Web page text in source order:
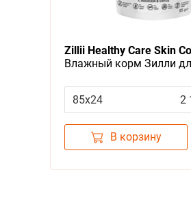
Zillii Healthy Care Skin
Влажный корм Зилли
здоровья кожи и
Лососем в соусе (цена
упаковку)
85х24 2
В корзину